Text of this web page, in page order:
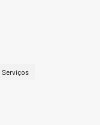
Serviços